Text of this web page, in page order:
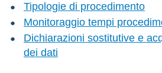
Tipologie di procedimento
Monitoraggio tempi
Dichiarazioni sostitutive e
dei dati